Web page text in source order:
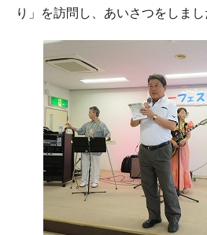
り」を訪問し、あいさつをしまし